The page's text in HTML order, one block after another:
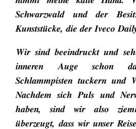
Schwarzwald und der
Kunststücke, die der Iveco
Wir sind beeindruckt und
inneren Auge schon
Schlammpisten tuckern und
Nachdem sich Puls und
haben, sind wir also
überzeugt, dass wir unser